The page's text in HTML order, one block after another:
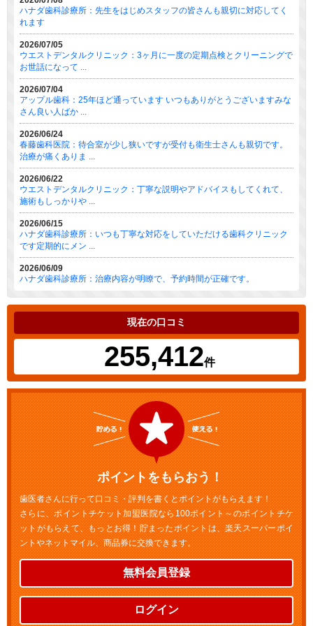
ハナダ歯科診療所：先生をはじめスタッフの皆さんも親切に対応してく
れます
2026/07/05
ウエストデンタルクリニック：3ヶ月に一度の定期点検とクリーニングで
お世話になって ...
2026/07/04
アップル歯科：25年ほど通っています いつもありがとうございますみな
さん良い人ばか ...
2026/06/24
春藤歯科医院：待合室が少し狭いですが受付も衛生士さんも親切です。
治療が痛くありま ...
2026/06/22
ウエストデンタルクリニック：丁寧な説明やアドバイスもしてくれて、
施術もしっかりや ...
2026/06/15
ハナダ歯科診療所：いつも丁寧な対応をしていただける歯科クリニック
です定期的にメン ...
2026/06/09
ハナダ歯科診療所：治療内容が明瞭で、予約時間が正確です。
現在の口コミ
255,412件
ポイントをもらおう！
歯医者さんに行って口コミ・評判を書くとポイントがもらえます！
さらに、ポイントチケット加盟医院なら100ポイント～のポイントチケ
ットがもらえて、もっとお得！貯まったポイントは、楽天スーパーポイ
ントやネットマイル、商品券に交換できます。
無料会員登録
ログイン